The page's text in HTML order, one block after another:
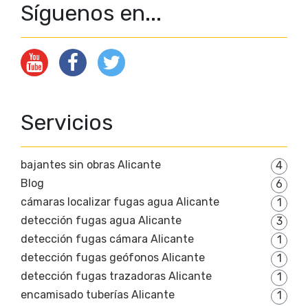
Síguenos en...
Servicios
bajantes sin obras Alicante
4
Blog
6
cámaras localizar fugas agua Alicante
1
detección fugas agua Alicante
3
detección fugas cámara Alicante
1
detección fugas geófonos Alicante
1
detección fugas trazadoras Alicante
1
encamisado tuberías Alicante
1